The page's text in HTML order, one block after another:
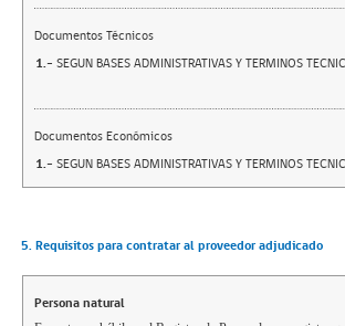
Documentos Técnicos
1.- SEGUN BASES ADMINISTRATIVAS Y TERMINOS
Documentos Económicos
1.- SEGUN BASES ADMINISTRATIVAS Y TERMINOS
5. Requisitos para contratar al proveedor adjudicado
Persona natural